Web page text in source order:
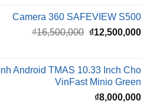
Camera 360 SAFEVIEW S500
₫16,500,000 Giá
₫16,500,000.
₫12,500,000
Android TMAS 10.33 Inch Cho
VinFast Minio Green
₫8,000,000